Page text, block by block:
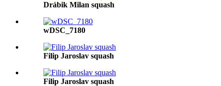
Drábik Milan squash
wDSC_7180
Filip Jaroslav squash
Filip Jaroslav squash